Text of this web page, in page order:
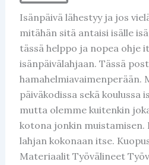
Isänpäivä lähestyy ja jos
mitähän sitä antaisi isälle
tässä helppo ja nopea ohje
isänpäivälahjaan. Tässä
hamahelmiavaimenperään.
päiväkodissa sekä
mutta olemme kuitenkin
kotona jonkin muistamisen.
lahjan kokonaan itse.
Materiaalit Työvälineet